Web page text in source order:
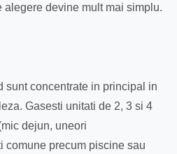
alegere devine mult mai simplu.
sunt concentrate in principal in
Gasesti unitati de 2, 3 si 4
dejun, uneori
comune precum piscine sau